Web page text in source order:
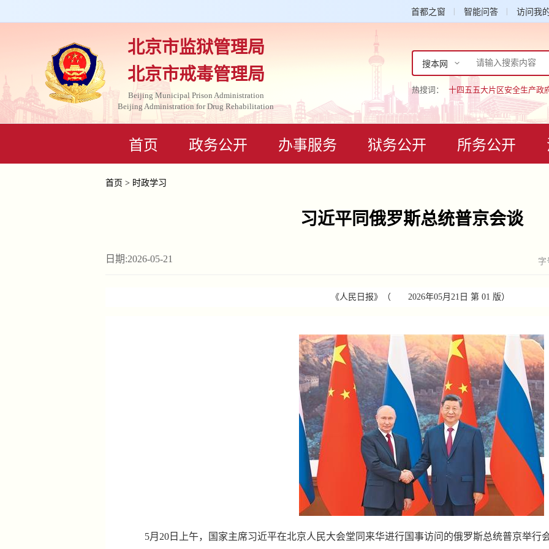
首都之窗 智能问答 访问我
北京市监狱管理局
北京市戒毒管理局
Beijing Municipal Prison Administration
Beijing Administration for Drug Rehabilitation
搜本网
热搜词： 十四五五大片区安全生产政
首页 政务公开 办事服务 狱务公开 所务公开
首页 > 时政学习
习近平同俄罗斯总统普京会谈
日期:2026-05-21 字
《人民日报》（ 2026年05月21日 第 01 版）
5月20日上午，国家主席习近平在北京人民大会堂同来华进行国事访问的俄罗斯总统普京举行